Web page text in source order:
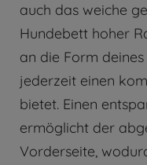
auch das weiche
Hundebett hoher
an die Form
jederzeit einen
bietet. Einen
ermöglicht der
Vorderseite,